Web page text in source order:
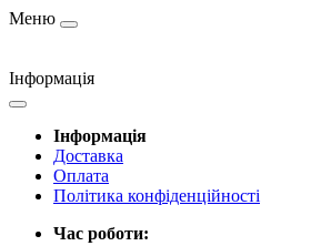
Меню
Інформація
Інформація
Доставка
Оплата
Політика конфіденційності
Час роботи: